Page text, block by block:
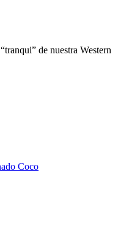
de nuestra Western